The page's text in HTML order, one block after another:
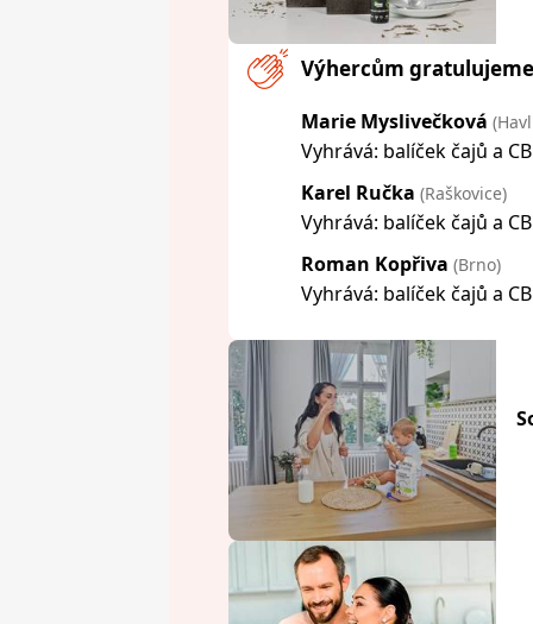
Výhercům
Marie Myslivečková
Vyhrává: balíček čajů a
Karel Ručka (Raškovice)
Vyhrává: balíček čajů a
Roman Kopřiva (Brno)
Vyhrává: balíček čajů a